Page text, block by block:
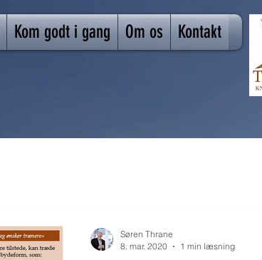
Kom godt i gang Om os Kontakt
Søren Thrane
8. mar. 2020
1 min læsning